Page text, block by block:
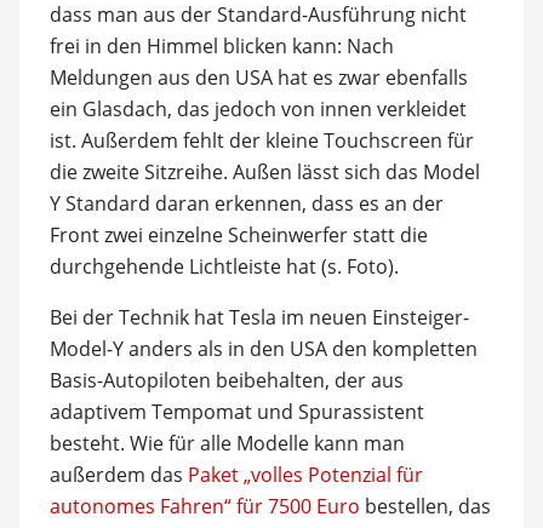
dass man aus der Standard-Ausführung nicht
frei in den Himmel blicken kann: Nach
Meldungen aus den USA hat es zwar ebenfalls
ein Glasdach, das jedoch von innen verkleidet
ist. Außerdem fehlt der kleine Touchscreen für
die zweite Sitzreihe. Außen lässt sich das Model
Y Standard daran erkennen, dass es an der
Front zwei einzelne Scheinwerfer statt die
durchgehende Lichtleiste hat (s. Foto).
Bei der Technik hat Tesla im neuen Einsteiger-
Model-Y anders als in den USA den kompletten
Basis-Autopiloten beibehalten, der aus
adaptivem Tempomat und Spurassistent
besteht. Wie für alle Modelle kann man
außerdem das Paket „volles Potenzial für
autonomes Fahren“ für 7500 Euro bestellen, das